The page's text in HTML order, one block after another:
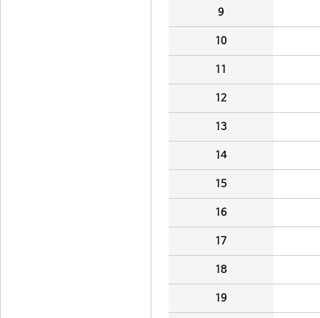
9
10
11
12
13
14
15
16
17
18
19